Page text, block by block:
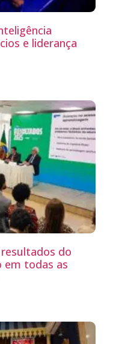
e liderança
do
em todas as